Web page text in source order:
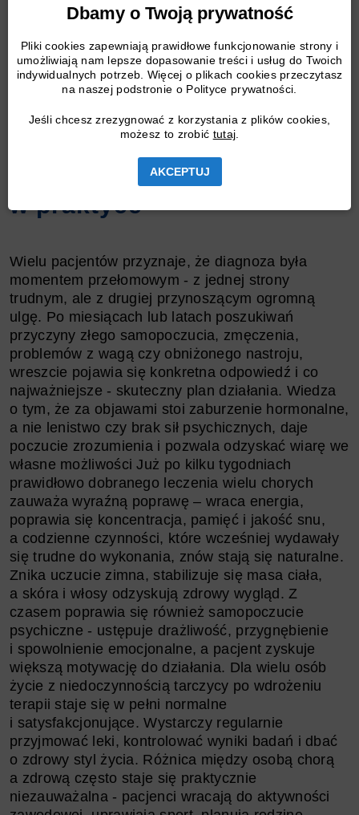
Dbamy o Twoją prywatność
Pliki cookies zapewniają prawidłowe funkcjonowanie strony i
umożliwiają nam lepsze dopasowanie treści i usług do Twoich
indywidualnych potrzeb. Więcej o plikach cookies przeczytasz
na naszej podstronie o Polityce prywatności.
Jeśli chcesz zrezygnować z korzystania z plików cookies,
możesz to zrobić tutaj
AKCEPTUJ
przetworzonych, które mogą wpływać na
Zdrowy tryb życia wspiera działanie leków
i pomaga utrzymać dobre samopoczucie na co
dzień.
Perspektywa pacjenta
- życie z chorobą
w praktyce
Wielu pacjentów przyznaje, że diagnoza była
momentem przełomowym - z jednej strony
trudnym, ale z drugiej przynoszącym ogromną
ulgę. Po miesiącach lub latach poszukiwań
przyczyny złego samopoczucia, zmęczenia,
problemów z wagą czy obniżonego nastroju,
wreszcie pojawia się konkretna odpowiedź i co
najważniejsze - skuteczny plan działania. Wiedza
o tym, że za objawami stoi zaburzenie hormonalne,
a nie lenistwo czy brak sił psychicznych, daje
poczucie zrozumienia i pozwala odzyskać wiarę we
własne możliwości Już po kilku tygodniach
prawidłowo dobranego leczenia wielu chorych
zauważa wyraźną poprawę – wraca energia,
poprawia się koncentracja, pamięć i jakość snu,
a codzienne czynności, które wcześniej wydawały
się trudne do wykonania, znów stają się naturalne.
Znika uczucie zimna, stabilizuje się masa ciała,
a skóra i włosy odzyskują zdrowy wygląd. Z
czasem poprawia się również samopoczucie
psychiczne - ustępuje drażliwość, przygnębienie
i spowolnienie emocjonalne, a pacjent zyskuje
większą motywację do działania. Dla wielu osób
życie z niedoczynnością tarczycy po wdrożeniu
terapii staje się w pełni normalne
i satysfakcjonujące. Wystarczy regularnie
przyjmować leki, kontrolować wyniki badań i dbać
o zdrowy styl życia. Różnica między osobą chorą
a zdrową często staje się praktycznie
niezauważalna - pacjenci wracają do aktywności